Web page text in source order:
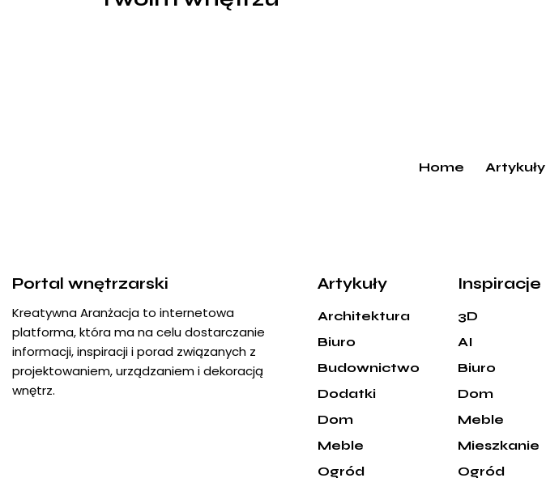
Home Artykuły
Portal wnętrzarski
Kreatywna Aranżacja to internetowa
platforma, która ma na celu dostarczanie
informacji, inspiracji i porad związanych z
projektowaniem, urządzaniem i dekoracją
wnętrz.
Artykuły
Architektura
Biuro
Budownictwo
Dodatki
Dom
Meble
Ogród
Inspiracje
3D
AI
Biuro
Dom
Meble
Mieszkanie
Ogród